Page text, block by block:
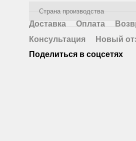
Страна производства
Доставка Оплата
Консультация
Новый
Поделиться в соцсетях